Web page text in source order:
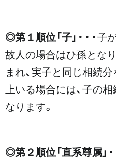
◎第１順位「子」 ・・・
故人の場合はひ孫とな
まれ、実子と同じ相続
上いる場合には、子の
なります。
◎第２順位「直系尊属」